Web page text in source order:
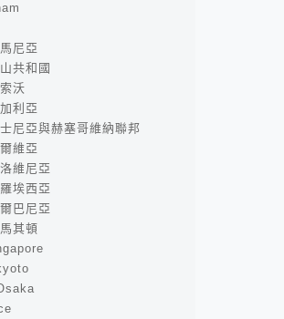
尼亞
共和國
沃
利亞
尼亞與赫塞哥維納聯邦
維亞
維尼亞
埃西亞
巴尼亞
其頓